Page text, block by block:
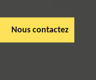
Nous contactez